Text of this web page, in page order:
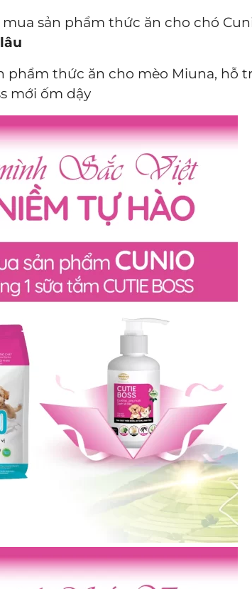
mua sản phẩm thức ăn cho chó
phẩm thức ăn cho mèo Miuna, hỗ
mới ốm dậy